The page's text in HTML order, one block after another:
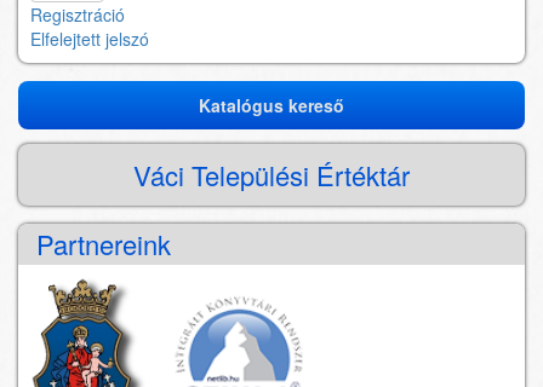
Regisztráció
Elfelejtett jelszó
Katalógus
kereső
Katalógus kereső
Váci Települési Értéktár
Partnereink